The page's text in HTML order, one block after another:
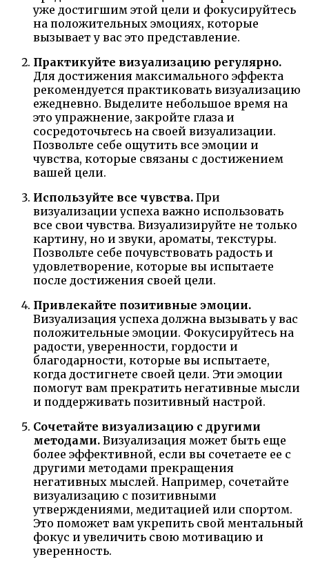
уже достигшим этой цели и фокусируйтесь
на положительных эмоциях, которые
вызывает у вас это представление.
Практикуйте визуализацию регулярно.
Для достижения максимального эффекта
рекомендуется практиковать визуализацию
ежедневно. Выделите небольшое время на
это упражнение, закройте глаза и
сосредоточьтесь на своей визуализации.
Позвольте себе ощутить все эмоции и
чувства, которые связаны с достижением
вашей цели.
Используйте все чувства. При
визуализации успеха важно использовать
все свои чувства. Визуализируйте не только
картину, но и звуки, ароматы, текстуры.
Позвольте себе почувствовать радость и
удовлетворение, которые вы испытаете
после достижения своей цели.
Привлекайте позитивные эмоции.
Визуализация успеха должна вызывать у вас
положительные эмоции. Фокусируйтесь на
радости, уверенности, гордости и
благодарности, которые вы испытаете,
когда достигнете своей цели. Эти эмоции
помогут вам прекратить негативные мысли
и поддерживать позитивный настрой.
Сочетайте визуализацию с другими
методами. Визуализация может быть еще
более эффективной, если вы сочетаете ее с
другими методами прекращения
негативных мыслей. Например, сочетайте
визуализацию с позитивными
утверждениями, медитацией или спортом.
Это поможет вам укрепить свой ментальный
фокус и увеличить свою мотивацию и
уверенность.